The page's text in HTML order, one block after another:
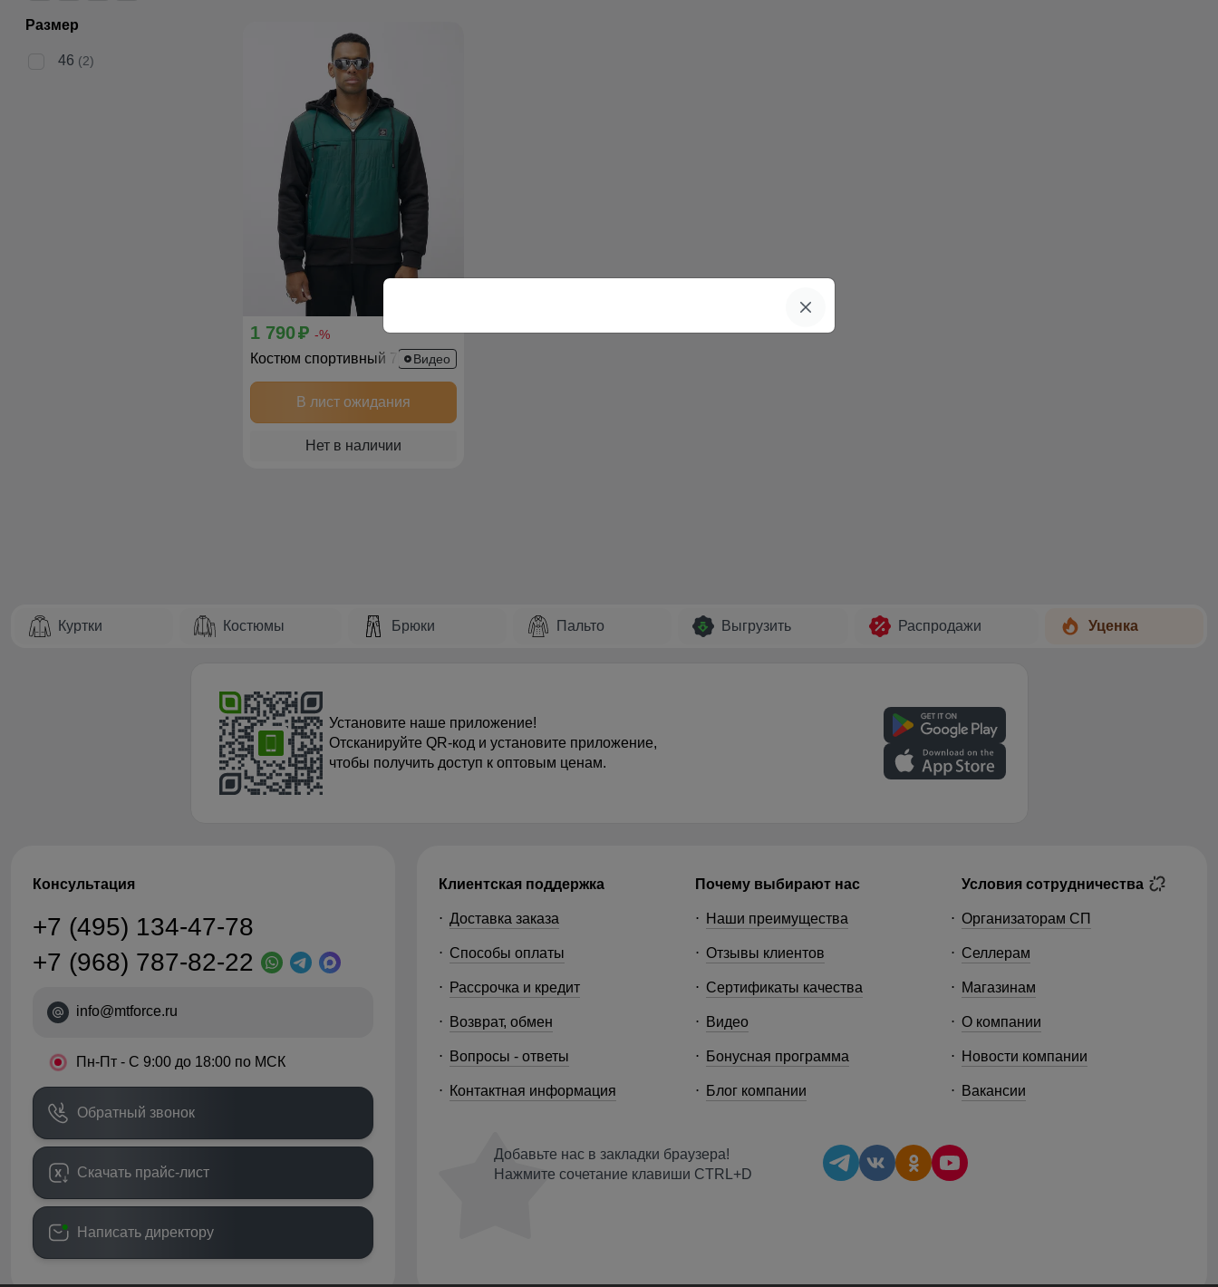
Размер
46 (2)
1 790p -%
Костюм спортивный 7336ZВидео
В лист ожидания
Нет в наличии
Куртки Костюмы Брюки Пальто Выгрузить Распродажи Уценка
Установите наше приложение!
Отсканируйте QR-код и установите приложение,
чтобы получить доступ к оптовым ценам.
Консультация
+7 (495) 134-47-78
+7 (968) 787-82-22
info@mtforce.ru
• Пн-Пт - С 9:00 до 18:00 по МСК
Обратный звонок
Скачать прайс-лист
Написать директору
Клиентская поддержка
Доставка заказа
Способы оплаты
Рассрочка и кредит
Возврат, обмен
Вопросы - ответы
Контактная информация
Почему выбирают нас
Наши преимущества
Отзывы клиентов
Сертификаты качества
Видео
Бонусная программа
Блог компании
Условия сотрудничества
Организаторам СП
Селлерам
Магазинам
О компании
Новости компании
Вакансии
Добавьте нас в закладки браузера!
Нажмите сочетание клавиши CTRL+D